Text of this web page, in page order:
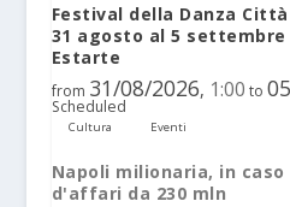
Festival della Danza
31 agosto al 5 settembre
Estarte
from 31/08/2026, 1:00 to
Scheduled
Cultura Eventi
Napoli milionaria, in
d'affari da 230 mln